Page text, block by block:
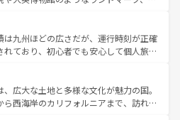
ぶとそれぞれで全く異なる文化を体験で
ろう。 なお、新着のフランス情報はコンテンツ一覧
。
ひ体験してほしい。 なお、新着の
テンツ一覧を参照してほしい。
魅力がある。また、優雅なアフタヌーン
きにはたまらない英国パブ、サッカー観
らこそできる体験も豊富。イギリスを旅
ほしい。
は九州ほどの広さだが、運行時刻が正確
れており、初心者でも安心して個人旅行
る町や、スイスならではのユニークな
プス観光だけでなく町歩きも満喫する
民の所得が高いため物価も高いが、旅行
広大な土地と多様な文化が魅力の国。
ら西海岸のカリフォルニアまで、訪れる